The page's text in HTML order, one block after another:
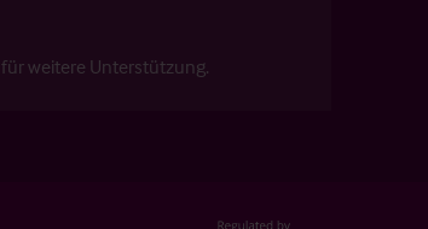
für weitere Unterstützung.